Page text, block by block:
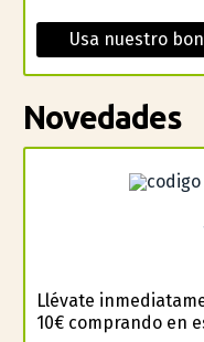
Usa nuestro
Novedades
Llévate
10€ comprando en